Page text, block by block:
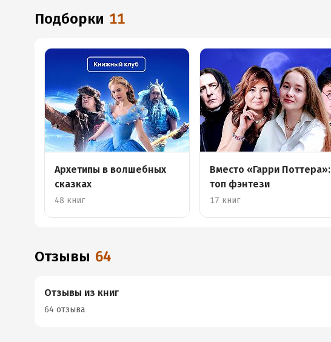
Подборки 11
Архетипы в волшебных
сказках
48 книг
Вместо «Гарри Поттера»:
топ фэнтези
17 книг
Отзывы 64
Отзывы из книг
64 отзыва